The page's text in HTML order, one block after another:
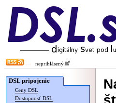
neprihlásený
DSL pripojenie
Ceny DSL
Dostupnosť DSL